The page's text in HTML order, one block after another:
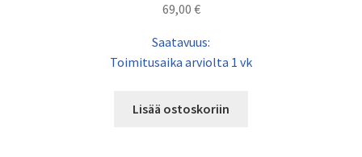
69,00 €
Saatavuus:
Toimitusaika arviolta 1 vk
Lisää ostoskoriin